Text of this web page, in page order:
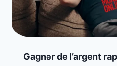
Gagner de l’argent